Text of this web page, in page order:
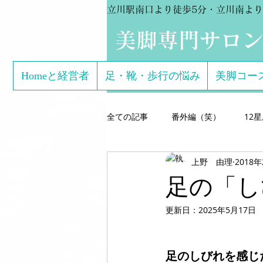
立川駅南口より徒歩5分・立川南よ
美脚専門サロ
Homeと経営者 足・靴・歩行の悩み 美脚コー
全ての記事 番外編（笑） 12
芸能関係のお客様体験談 美
こどもの足 美脚になる サン
美脚になる思考 美脚セミナ
足の「
上野 由理 2018
更新日： 2025年5月17日
足のしびれを感